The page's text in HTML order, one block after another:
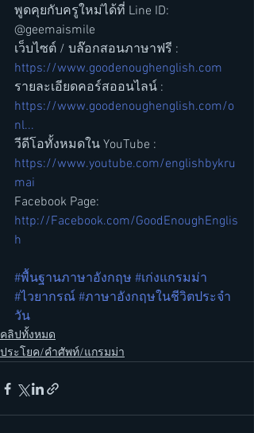
พูดคุยกับครูใหม่ได้ที่ Line ID:
@geemaismile
เว็บไซต์ / บล๊อกสอนภาษาฟรี :
https://www.goodenoughenglish.com
รายละเอียดคอร์สออนไลน์ :
https://www.goodenoughenglish.com/o
nl...
วีดีโอทั้งหมดใน YouTube :
https://www.youtube.com/englishbykru
mai
Facebook Page:
http://Facebook.com/GoodEnoughEnglis
h
#พื้นฐานภาษาอังกฤษ #เก่งแกรมม่า
#ไวยากรณ์ #ภาษาอังกฤษในชีวิตประจำ
วัน
คลิปทั้งหมด
ประโยค/คำศัพท์/แกรมม่า